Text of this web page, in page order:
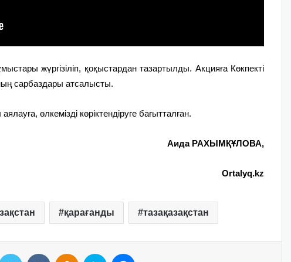
жүргізіліп, қоқыстардан тазартылды. Акцияға Көкпекті
сарбаздары атсалысты.
өлкемізді көріктендіруге бағытталған.
Аида РАХЫМҚҰЛОВА,
Ortalyq.kz
қарағанды тазақазақстан